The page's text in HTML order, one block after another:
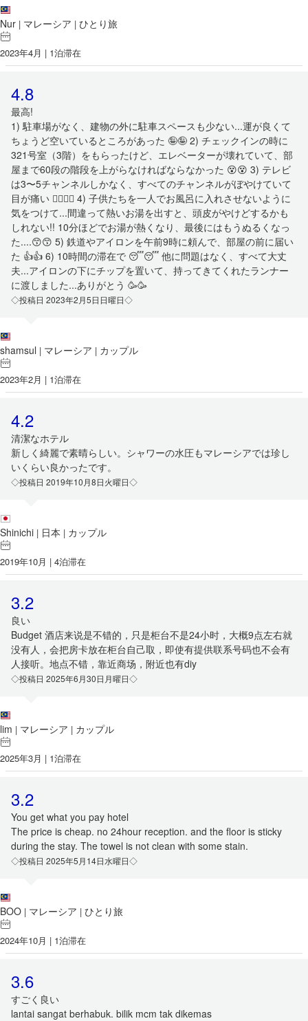
Nur | マレーシア | ひとり旅
2023年4月 | 1泊滞在
4.8
最高!
1) 駐車場がなく、建物の外に駐車スペースも少ない...運が良くて
ちょうど空いているところがあった 🤪🤪 2) チェックインの時に
321号室（3階）をもらったけど、エレベーターが壊れていて、部
屋まで60段の階段を上がらなければならなかった 😵😵 3) テレビ
は3〜5チャンネルしかなく、すべてのチャンネルがぼやけていて
目が痛い 😵‍💫😵‍💫 4) 子供たちを一人でお風呂に入れさせないように
気をつけて...間違って熱いお湯を出すと、頭皮がやけどするかも
しれない!! 10分ほどでお湯が熱くなり、最後にはもうぬるくなっ
た....😙😙 5) 鉄道やアイロンを午前9時に頼んで、部屋の前に届い
た 👍👍 6) 10時間の滞在で 😴😴 他に問題はなく、すべて大丈
夫...アイロンの下にチップを置いて、持ってきてくれたランナー
に渡しました...ありがとう 🥳🥳
◇投稿日 2023年2月5日日曜日◇
shamsul | マレーシア | カップル
2023年2月 | 1泊滞在
4.2
清潔なホテル
新しく綺麗で素晴らしい。シャワーの水圧もマレーシアでは珍し
いくらい良かったです。
◇投稿日 2019年10月8日火曜日◇
Shinichi | 日本 | カップル
2019年10月 | 4泊滞在
3.2
良い
Budget 酒店来说是不错的，只是柜台不是24小时，大概9点左右就
没有人，会把房卡放在柜台自己取，即使有提供联系号码也不会有
人接听。地点不错，靠近商场，附近也有diy
◇投稿日 2025年6月30日月曜日◇
lim | マレーシア | カップル
2025年3月 | 1泊滞在
3.2
You get what you pay hotel
The price is cheap. no 24hour reception. and the floor is sticky
during the stay. The towel is not clean with some stain.
◇投稿日 2025年5月14日水曜日◇
BOO | マレーシア | ひとり旅
2024年10月 | 1泊滞在
3.6
すごく良い
lantai sangat berhabuk. bilik mcm tak dikemas